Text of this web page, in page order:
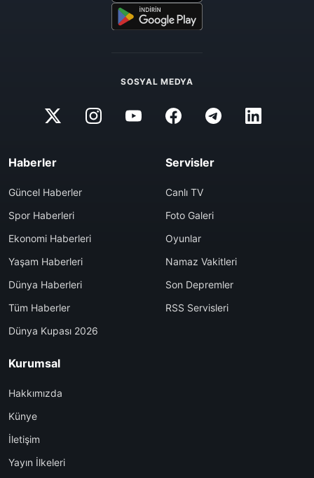
SOSYAL MEDYA
Haberler
Güncel Haberler
Spor Haberleri
Ekonomi Haberleri
Yaşam Haberleri
Dünya Haberleri
Tüm Haberler
Dünya Kupası 2026
Servisler
Canlı TV
Foto Galeri
Oyunlar
Namaz Vakitleri
Son Depremler
RSS Servisleri
Kurumsal
Hakkımızda
Künye
İletişim
Yayın İlkeleri